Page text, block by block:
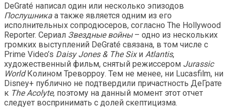
DeGraté написал один или несколько эпизодов
Послушника а также является одним из его
исполнительных сопродюсеров, согласно The Hollywood
Reporter. Сериал Звездные войны– одно из нескольких
громких выступлений DeGraté связана, в том числе с
Prime Video’s Daisy Jones & The Sixи Atlantis,
художественный фильм, снятый режиссером Jurassic
WorldКолином Треворроу. Тем не менее, ни Lucasfilm, ни
Disney+ публично не подтвердили причастность ДеГрате
к The Acolyte, поэтому на данный момент этот отчет
следует воспринимать с долей скептицизма.